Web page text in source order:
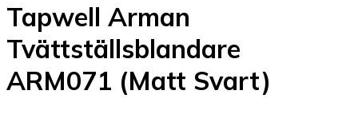
Tapwell Arman
Tvättställsblandare
ARM071 (Matt Svart)